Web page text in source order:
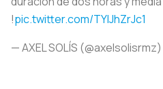
!pic.twitter.com/TYIJhZrJc1
— AXEL SOLÍS (@axelsolisrmz)